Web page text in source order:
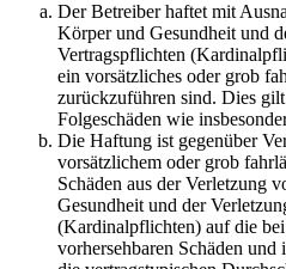
Der Betreiber haftet mit
Körper und Gesundheit und
Vertragspflichten
ein vorsätzliches oder grob
zurückzuführen sind. Dies
Folgeschäden wie
Die Haftung ist gegenüber
vorsätzlichem oder grob
Schäden aus der Verletzung
Gesundheit und der
(Kardinalpflichten) auf die
vorhersehbaren Schäden